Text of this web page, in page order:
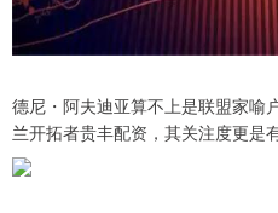
德尼・阿夫迪亚算不上是联盟家喻
兰开拓者贵丰配资，其关注度更是